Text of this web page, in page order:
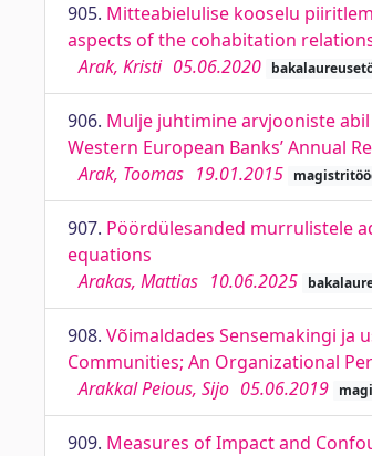
905. Mitteabielulise kooselu
aspects of the cohabitation
Arak, Kristi 05.06.2020
906. Mulje juhtimine arvjooniste
Western European Banks’ Annual
Arak, Toomas 19.01.2015
907. Pöördülesanded murrulistele
equations
Arakas, Mattias 10.06.2025
908. Võimaldades Sensemakingi ja
Communities; An Organizational
Arakkal Peious, Sijo 05.06.2019
909. Measures of Impact and